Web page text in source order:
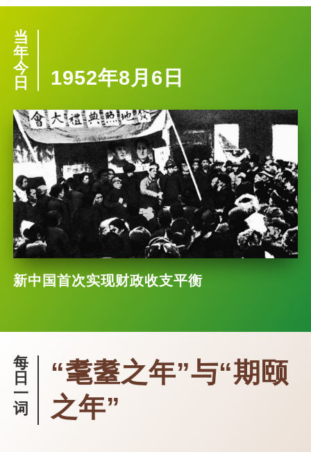
当
年
今
日
1952年8月6日
新中国首次实现财政收支平衡
每
日
一
词
“耄耋之年”与“期颐
之年”